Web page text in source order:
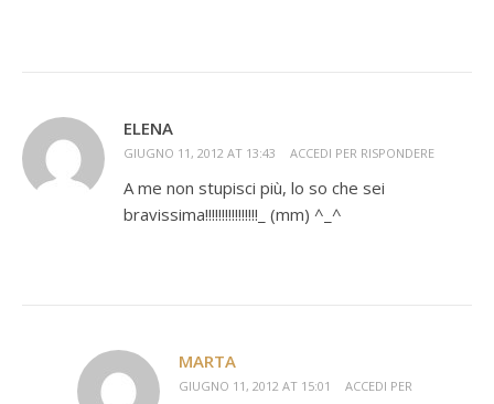
ELENA
GIUGNO 11, 2012 AT 13:43 ACCEDI PER RISPONDERE
A me non stupisci più, lo so che sei
bravissima!!!!!!!!!!!!!!!!_ (mm) ^_^
MARTA
GIUGNO 11, 2012 AT 15:01
ACCEDI PER